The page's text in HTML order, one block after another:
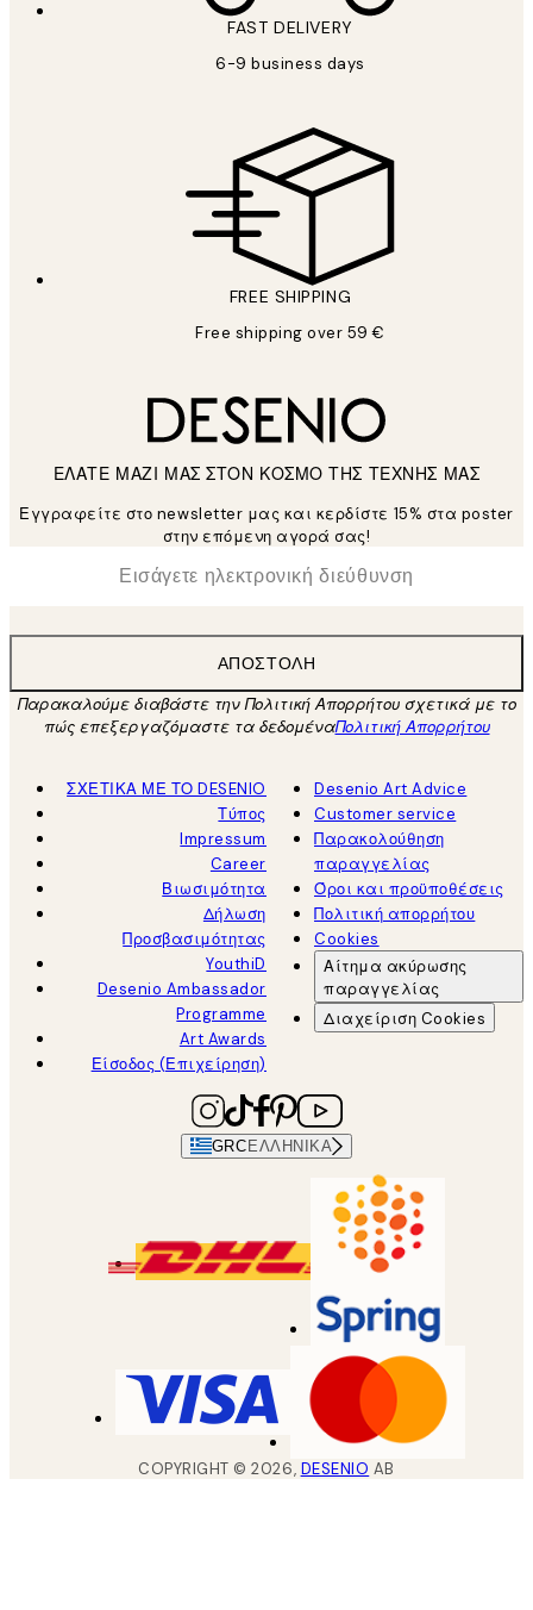
FAST DELIVERY
6-9 business days
FREE SHIPPING
Free shipping over 59 €
ΕΛΑΤΕ ΜΑΖΙ ΜΑΣ ΣΤΟΝ ΚΟΣΜΟ ΤΗΣ ΤΕΧΝΗΣ ΜΑΣ
Εγγραφείτε στο newsletter μας και κερδίστε 15% στα poster
στην επόμενη αγορά σας!
Ηλεκτρονική Διεύθυνση
ΑΠΟΣΤΟΛΉ
Παρακαλούμε διαβάστε την Πολιτική Απορρήτου σχετικά με το
πώς επεξεργαζόμαστε τα δεδομέναΠολιτική Απορρήτου
ΣΧΕΤΙΚΑ ΜΕ ΤΟ DESENIO
Τύπος
Impressum
Career
Βιωσιμότητα
Δήλωση
Προσβασιμότητας
YouthiD
Desenio Ambassador
Programme
Art Awards
Είσοδος (Επιχείρηση)
Desenio Art Advice
Customer service
Παρακολούθηση
παραγγελίας
Όροι και προϋποθέσεις
Πολιτική απορρήτου
Cookies
Αίτημα ακύρωσης
παραγγελίας
Διαχείριση Cookies
GRC ΕΛΛΗΝΙΚΆ
COPYRIGHT ©2026, DESENIO AB